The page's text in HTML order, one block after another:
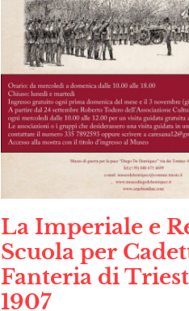
La Imperiale e
Scuola per
Fanteria di
1907